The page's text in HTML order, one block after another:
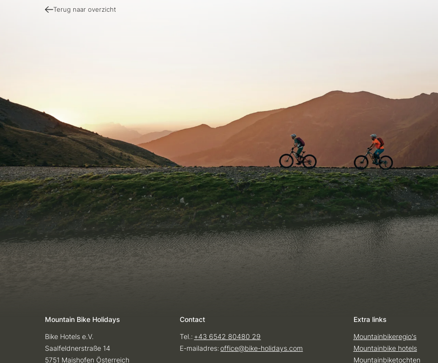
Terug naar overzicht
Mountain Bike Holidays
Bike Hotels e.V.
Saalfeldnerstraße 14
5751 Maishofen Österreich
Contact
Tel.: +43 6542 80480 29
E-mailadres: office@bike-holidays.com
Extra links
Mountainbikeregio's
Mountainbike hotels
Mountainbiketochten